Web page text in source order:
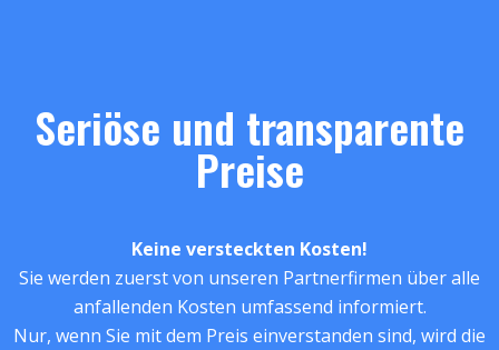
Seriöse und transparente
Preise
Keine versteckten Kosten!
Sie werden zuerst von unseren Partnerfirmen über alle
anfallenden Kosten umfassend informiert.
Nur, wenn Sie mit dem Preis einverstanden sind, wird die